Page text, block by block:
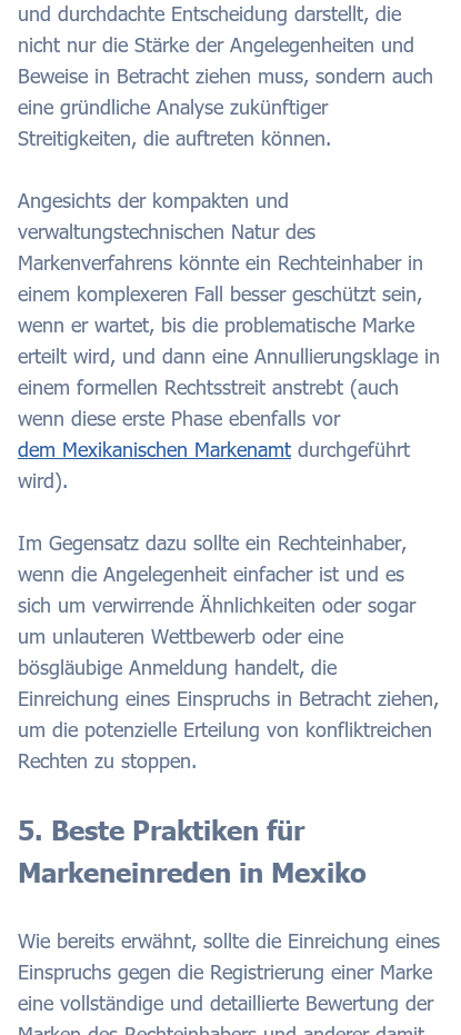
und durchdachte Entscheidung darstellt, die
nicht nur die Stärke der Angelegenheiten und
Beweise in Betracht ziehen muss, sondern auch
eine gründliche Analyse zukünftiger
Streitigkeiten, die auftreten können.
Angesichts der kompakten und
verwaltungstechnischen Natur des
Markenverfahrens könnte ein Rechteinhaber in
einem komplexeren Fall besser geschützt sein,
wenn er wartet, bis die problematische Marke
erteilt wird, und dann eine Annullierungsklage in
einem formellen Rechtsstreit anstrebt (auch
wenn diese erste Phase ebenfalls vor
dem Mexikanischen Markenamt durchgeführt
wird).
Im Gegensatz dazu sollte ein Rechteinhaber,
wenn die Angelegenheit einfacher ist und es
sich um verwirrende Ähnlichkeiten oder sogar
um unlauteren Wettbewerb oder eine
bösgläubige Anmeldung handelt, die
Einreichung eines Einspruchs in Betracht ziehen,
um die potenzielle Erteilung von konfliktreichen
Rechten zu stoppen.
5. Beste Praktiken für
Markeneinreden in Mexiko
Wie bereits erwähnt, sollte die Einreichung eines
Einspruchs gegen die Registrierung einer Marke
eine vollständige und detaillierte Bewertung der